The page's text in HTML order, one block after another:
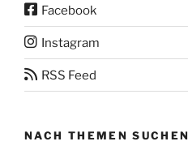
Facebook
Instagram
RSS Feed
NACH THEMEN SUCHEN